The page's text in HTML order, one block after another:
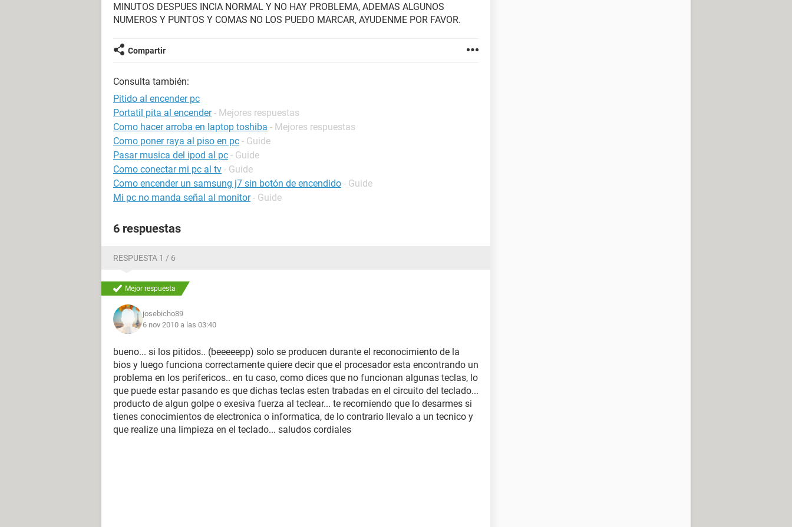
MINUTOS DESPUES INCIA NORMAL Y NO HAY PROBLEMA, ADEMAS ALGUNOS
NUMEROS Y PUNTOS Y COMAS NO LOS PUEDO MARCAR, AYUDENME POR FAVOR.
Compartir
Consulta también:
Pitido al encender pc
Portatil pita al encender - Mejores respuestas
Como hacer arroba en laptop toshiba - Mejores respuestas
Como poner raya al piso en pc - Guide
Pasar musica del ipod al pc - Guide
Como conectar mi pc al tv - Guide
Como encender un samsung j7 sin botón de encendido - Guide
Mi pc no manda señal al monitor - Guide
6 respuestas
RESPUESTA 1 / 6
Mejor respuesta
josebicho89
6 nov 2010 a las 03:40
bueno... si los pitidos.. (beeeeepp) solo se producen durante el reconocimiento de la
bios y luego funciona correctamente quiere decir que el procesador esta encontrando un
problema en los perifericos.. en tu caso, como dices que no funcionan algunas teclas, lo
que puede estar pasando es que dichas teclas esten trabadas en el circuito del teclado...
producto de algun golpe o exesiva fuerza al teclear... te recomiendo que lo desarmes si
tienes conocimientos de electronica o informatica, de lo contrario llevalo a un tecnico y
que realize una limpieza en el teclado... saludos cordiales